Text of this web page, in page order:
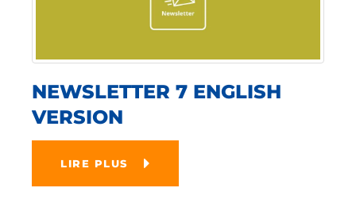
NEWSLETTER 7 ENGLISH
VERSION
LIRE PLUS